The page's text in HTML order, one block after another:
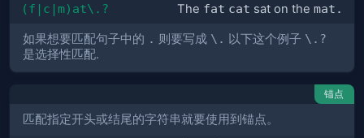
(f|c|m)at\.? The fat cat sat on the mat.
如果想要匹配句子中的 . 则要写成 \. 以下这个例子 \.?
是选择性匹配.
锚点
匹配指定开头或结尾的字符串就要使用到锚点。